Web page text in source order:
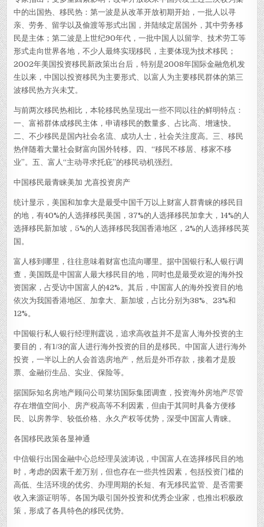
中的出国热、移民热：第一波是从改革开放初期开始，一批人以寻
亲、劳务、留学以及偷渡等形式出国，并陆续定居国外，其中劳务移
民是主体；第二波是上世纪90年代，一批中国人以留学、技术劳工等
形式走向世界各地，不少人最终实现移民，主要体现为技术移民；
2002年美国投资移民新政策出台后，特别是2008年国际金融危机发
生以来，中国以投资移民为主要形式、以富人为主要移民群体的第三
波移民热方兴未艾。
与前两次移民热相比，本轮移民热呈现出一些不同以往的鲜明特点：
一、富裕群体成移民主体，申请移民的数量多、占比高、增速快。
二、不少移民是国内社会名流、成功人士，社会关注度高。三、移民
热伴随着大量社会财富向国外转移。四、“移民不移居、移家不移
业”。五、富人“主动寻求托庇”的移民动机强烈。
中国移民最青睐美加 尤喜投资房产
统计显示，美国和加拿大是最受中国千万以上财富人群青睐的移民目
的地，有40%的人选择移民美国，37%的人选择移民加拿大，14%的人
选择移民新加坡，5%的人选择移民我国香港地区，2%的人选择移民英
国。
富人移到哪里，往往意味着财富也流向哪里。据中国银行私人银行调
查，美国既是中国富人最大移民目的地，同时也是最受欢迎的海外投
资国家，占受访中国富人的42%。其后，中国富人的海外投资目的地
依次为我国香港地区、加拿大、新加坡，占比分别为38%、23%和
12%。
中国银行私人银行经理荆霆说，追求高收益并不是富人海外投资的主
要目的，有1/3的富人进行海外投资的目的是移民。中国富人进行海外
投资，一半以上的人会首选房地产，然后是外币存款，接着才是股
票、金融衍生品、实业、保险等。
据国际知名房地产顾问公司莱坊国际集团调查，投资海外房地产尽管
存在增值空间小、房产税高等不利因素，但由于其同时具备方便移
民、以房养学、较低价格、永久产权等优势，深受中国富人青睐。
各国移民政策各显神通
中信银行出国金融中心总经理吴波涛说，中国富人在选择移民目的地
时，考虑的因素千差万别，但也存在一些共性因素，包括投资门槛的
高低、生活环境的优劣、办理周期的长短、有无移民监管、是否需要
收入来源证明等。各国为吸引国外投资和优秀企业家，也推出积极政
策，形成了各具特色的移民优势。